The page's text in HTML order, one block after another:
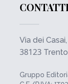
Via dei
38123
Gruppo